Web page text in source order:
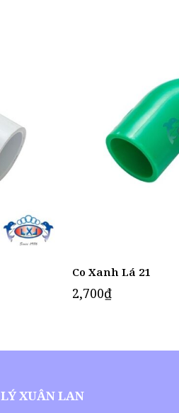
Co Xanh Lá 21
2,700₫
XUÂN LAN